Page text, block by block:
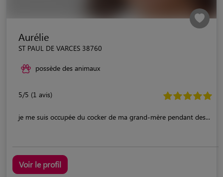
Aurélie
ST PAUL DE VARCES 38760
possède des animaux
5/5 (1 avis)
je me suis occupée du cocker de ma grand-mère pendant des...
Voir le profil